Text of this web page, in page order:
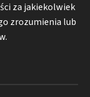
za jakiekolwiek
zrozumienia lub